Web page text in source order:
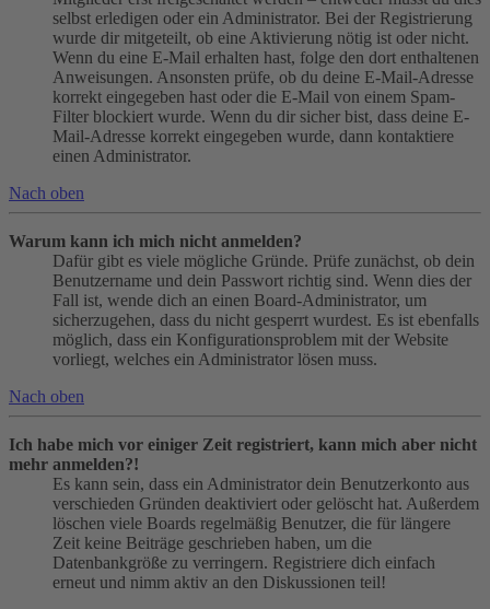
selbst erledigen oder ein Administrator. Bei der Registrierung
wurde dir mitgeteilt, ob eine Aktivierung nötig ist oder nicht.
Wenn du eine E-Mail erhalten hast, folge den dort enthaltenen
Anweisungen. Ansonsten prüfe, ob du deine E-Mail-Adresse
korrekt eingegeben hast oder die E-Mail von einem Spam-
Filter blockiert wurde. Wenn du dir sicher bist, dass deine E-
Mail-Adresse korrekt eingegeben wurde, dann kontaktiere
einen Administrator.
Nach oben
Warum kann ich mich nicht anmelden?
Dafür gibt es viele mögliche Gründe. Prüfe zunächst, ob dein
Benutzername und dein Passwort richtig sind. Wenn dies der
Fall ist, wende dich an einen Board-Administrator, um
sicherzugehen, dass du nicht gesperrt wurdest. Es ist ebenfalls
möglich, dass ein Konfigurationsproblem mit der Website
vorliegt, welches ein Administrator lösen muss.
Nach oben
Ich habe mich vor einiger Zeit registriert, kann mich aber nicht
mehr anmelden?!
Es kann sein, dass ein Administrator dein Benutzerkonto aus
verschieden Gründen deaktiviert oder gelöscht hat. Außerdem
löschen viele Boards regelmäßig Benutzer, die für längere
Zeit keine Beiträge geschrieben haben, um die
Datenbankgröße zu verringern. Registriere dich einfach
erneut und nimm aktiv an den Diskussionen teil!